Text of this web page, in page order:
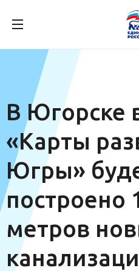
В Югорске
«Карты
Югры»
построено
метров